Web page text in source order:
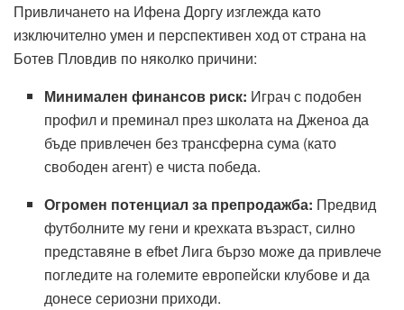
Привличането на Ифена Доргу изглежда като
изключително умен и перспективен ход от страна на
Ботев Пловдив по няколко причини:
Минимален финансов риск: Играч с подобен
профил и преминал през школата на Дженоа да
бъде привлечен без трансферна сума (като
свободен агент) е чиста победа.
Огромен потенциал за препродажба: Предвид
футболните му гени и крехката възраст, силно
представяне в efbet Лига бързо може да привлече
погледите на големите европейски клубове и да
донесе сериозни приходи.